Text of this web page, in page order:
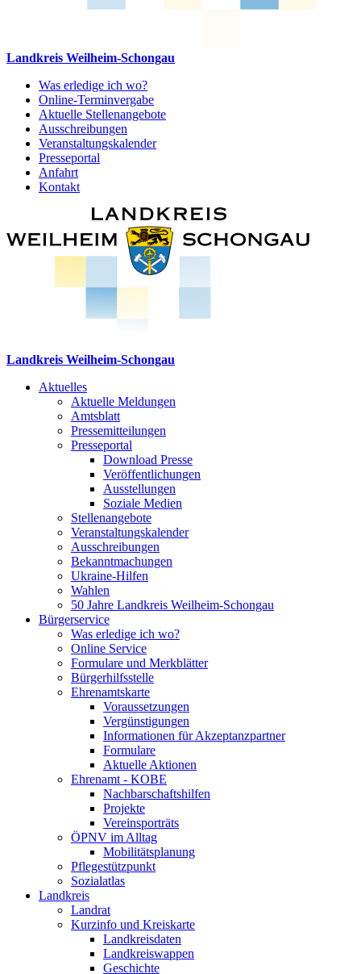
Landkreis Weilheim-Schongau
Was erledige ich wo?
Online-Terminvergabe
Aktuelle Stellenangebote
Ausschreibungen
Veranstaltungskalender
Presseportal
Anfahrt
Kontakt
Landkreis Weilheim-Schongau
Aktuelles
Aktuelle Meldungen
Amtsblatt
Pressemitteilungen
Presseportal
Download Presse
Veröffentlichungen
Ausstellungen
Soziale Medien
Stellenangebote
Veranstaltungskalender
Ausschreibungen
Bekanntmachungen
Ukraine-Hilfen
Wahlen
50 Jahre Landkreis Weilheim-Schongau
Bürgerservice
Was erledige ich wo?
Online Service
Formulare und Merkblätter
Bürgerhilfsstelle
Ehrenamtskarte
Voraussetzungen
Vergünstigungen
Informationen für Akzeptanzpartner
Formulare
Aktuelle Aktionen
Ehrenamt - KOBE
Nachbarschaftshilfen
Projekte
Vereinsporträts
ÖPNV im Alltag
Mobilitätsplanung
Pflegestützpunkt
Sozialatlas
Landkreis
Landrat
Kurzinfo und Kreiskarte
Landkreisdaten
Landkreiswappen
Geschichte